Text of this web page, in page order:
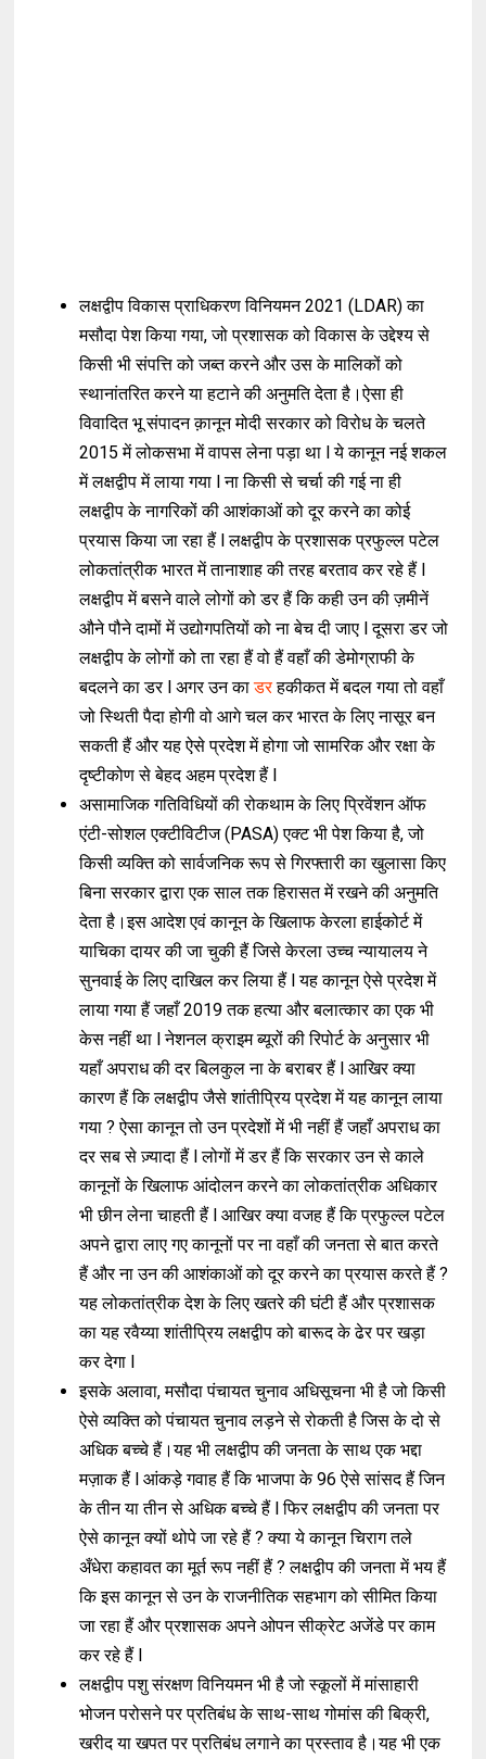
लक्षद्वीप विकास प्राधिकरण विनियमन 2021 (LDAR) का
मसौदा पेश किया गया, जो प्रशासक को विकास के उद्देश्य से
किसी भी संपत्ति को जब्त करने और उस के मालिकों को
स्थानांतरित करने या हटाने की अनुमति देता है।ऐसा ही
विवादित भू संपादन क़ानून मोदी सरकार को विरोध के चलते
2015 में लोकसभा में वापस लेना पड़ा था l ये कानून नई शकल
में लक्षद्वीप में लाया गया l ना किसी से चर्चा की गई ना ही
लक्षद्वीप के नागरिकों की आशंकाओं को दूर करने का कोई
प्रयास किया जा रहा हैं l लक्षद्वीप के प्रशासक प्रफुल्ल पटेल
लोकतांत्रीक भारत में तानाशाह की तरह बरताव कर रहे हैं l
लक्षद्वीप में बसने वाले लोगों को डर हैं कि कही उन की ज़मीनें
औने पौने दामों में उद्योगपतियों को ना बेच दी जाए l दूसरा डर जो
लक्षद्वीप के लोगों को ता रहा हैं वो हैं वहाँ की डेमोग्राफी के
बदलने का डर l अगर उन काडरहकीकत में बदल गया तो वहाँ
जो स्थिती पैदा होगी वो आगे चल कर भारत के लिए नासूर बन
सकती हैं और यह ऐसे प्रदेश में होगा जो सामरिक और रक्षा के
दृष्टीकोण से बेहद अहम प्रदेश हैं l
असामाजिक गतिविधियों की रोकथाम के लिए प्रिवेंशन ऑफ
एंटी-सोशल एक्टीविटीज (PASA) एक्ट भी पेश किया है, जो
किसी व्यक्ति को सार्वजनिक रूप से गिरफ्तारी का खुलासा किए
बिना सरकार द्वारा एक साल तक हिरासत में रखने की अनुमति
देता है।इस आदेश एवं कानून के खिलाफ केरला हाईकोर्ट में
याचिका दायर की जा चुकी हैं जिसे केरला उच्च न्यायालय ने
सुनवाई के लिए दाखिल कर लिया हैं l यह कानून ऐसे प्रदेश में
लाया गया हैं जहाँ 2019 तक हत्या और बलात्कार का एक भी
केस नहीं था l नेशनल क्राइम ब्यूरों की रिपोर्ट के अनुसार भी
यहाँ अपराध की दर बिलकुल ना के बराबर हैं l आखिर क्या
कारण हैं कि लक्षद्वीप जैसे शांतीप्रिय प्रदेश में यह कानून लाया
गया ? ऐसा कानून तो उन प्रदेशों में भी नहीं हैं जहाँ अपराध का
दर सब से ज़्यादा हैं l लोगों में डर हैं कि सरकार उन से काले
कानूनों के खिलाफ आंदोलन करने का लोकतांत्रीक अधिकार
भी छीन लेना चाहती हैं l आखिर क्या वजह हैं कि प्रफुल्ल पटेल
अपने द्वारा लाए गए कानूनों पर ना वहाँ की जनता से बात करते
हैं और ना उन की आशंकाओं को दूर करने का प्रयास करते हैं ?
यह लोकतांत्रीक देश के लिए खतरे की घंटी हैं और प्रशासक
का यह रवैय्या शांतीप्रिय लक्षद्वीप को बारूद के ढेर पर खड़ा
कर देगा l
इसके अलावा, मसौदा पंचायत चुनाव अधिसूचना भी है जो किसी
ऐसे व्यक्ति को पंचायत चुनाव लड़ने से रोकती है जिस के दो से
अधिक बच्चे हैं।यह भी लक्षद्वीप की जनता के साथ एक भद्दा
मज़ाक हैं l आंकड़े गवाह हैं कि भाजपा के 96 ऐसे सांसद हैं जिन
के तीन या तीन से अधिक बच्चे हैं l फिर लक्षद्वीप की जनता पर
ऐसे कानून क्यों थोपे जा रहे हैं ? क्या ये कानून चिराग तले
अँधेरा कहावत का मूर्त रूप नहीं हैं ? लक्षद्वीप की जनता में भय हैं
कि इस कानून से उन के राजनीतिक सहभाग को सीमित किया
जा रहा हैं और प्रशासक अपने ओपन सीक्रेट अजेंडे पर काम
कर रहे हैं l
लक्षद्वीप पशु संरक्षण विनियमन भी है जो स्कूलों में मांसाहारी
भोजन परोसने पर प्रतिबंध के साथ-साथ गोमांस की बिक्री,
खरीद या खपत पर प्रतिबंध लगाने का प्रस्ताव है।यह भी एक